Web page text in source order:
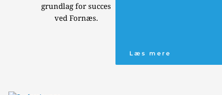
grundlag for succes
ved Fornæs.
Læs mere